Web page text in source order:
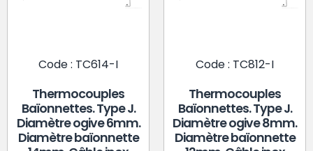
Code : TC614-I
Thermocouples
Baïonnettes. Type J.
Diamètre ogive 6mm.
Diamètre baïonnette
Code : TC812-I
Thermocouples
Baïonnettes. Type J.
Diamètre ogive 8mm.
Diamètre baïonnette